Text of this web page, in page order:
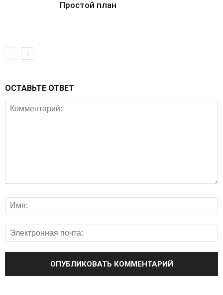
Простой план
ОСТАВЬТЕ ОТВЕТ